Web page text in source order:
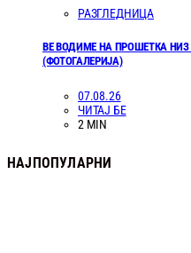
РАЗГЛЕДНИЦА
ВЕ ВОДИМЕ НА ПРОШЕТКА
(ФОТОГАЛЕРИЈА)
07.08.26
ЧИТАЈ БЕ
2 MIN
НАЈПОПУЛАРНИ